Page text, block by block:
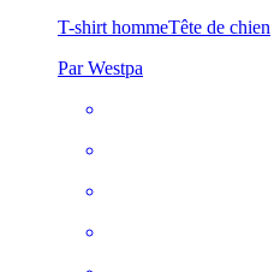
T-shirt hommeTête de chien
Par Westpa